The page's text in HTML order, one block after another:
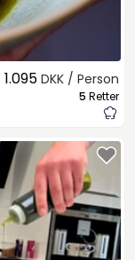
1.095 DKK / Person
5 Retter